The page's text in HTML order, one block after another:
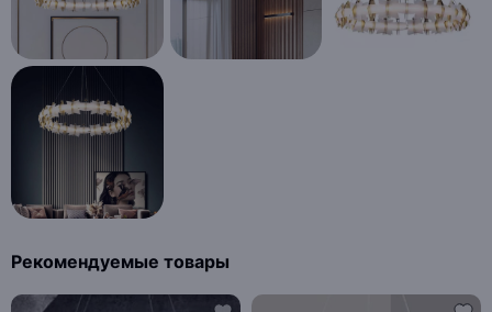
Рекомендуемые товары